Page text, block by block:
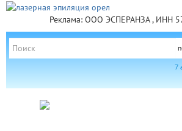
Реклама: ООО ЭСПЕРАНЗА , ИНН
7